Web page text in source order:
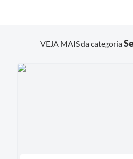
VEJA MAIS da categoria